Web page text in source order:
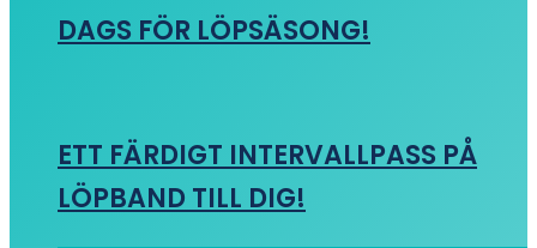
DAGS FÖR LÖPSÄSONG!
ETT FÄRDIGT INTERVALLPASS PÅ
LÖPBAND TILL DIG!